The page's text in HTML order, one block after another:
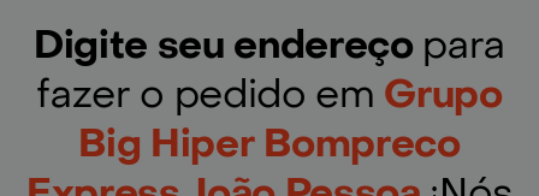
Digite seu endereço para
fazer o pedido em Grupo
Big Hiper Bompreco